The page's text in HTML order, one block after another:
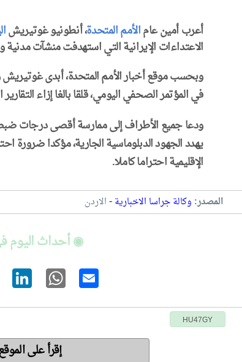
أعرب أمين عامالأمم المتحدة، أنطونيو غوتيريش
الاعتداءات الإيرانية التي استهدفت منشآت
وبحسب موقع أخبار الأمم المتحدة، أبدى
في المؤتمر الصحفي اليومي، قلقا بالغا إزاء
ودعا جميع الأطراف إلى ممارسة أقصى درجات
يهدد الجهود الدبلوماسية الجارية، مؤكدا ضرورة
الإقليمية احتراما كاملا.
المصدر: وكالة جراسا الاخبارية-الاردن
◉ أحداث اليوم
HU47GY
إقرأ على